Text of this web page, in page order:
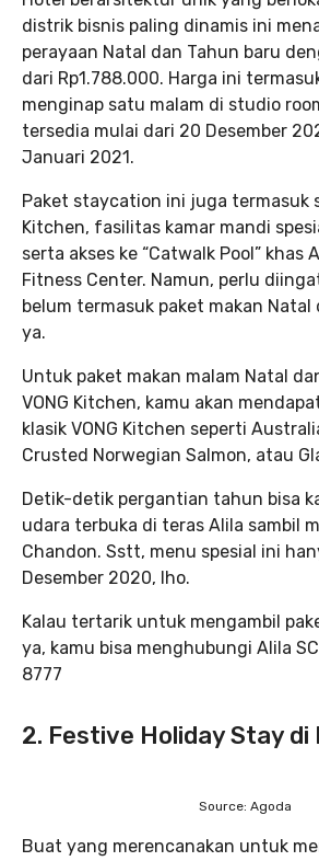
distrik bisnis paling dinamis ini
perayaan Natal dan Tahun baru
dari Rp1.788.000. Harga ini
menginap satu malam di studio
tersedia mulai dari 20 Desember
Januari 2021.
Paket staycation ini juga termasuk
Kitchen, fasilitas kamar mandi
serta akses ke “Catwalk Pool” khas
Fitness Center. Namun, perlu
belum termasuk paket makan Natal
ya.
Untuk paket makan malam Natal
VONG Kitchen, kamu akan
klasik VONG Kitchen seperti
Crusted Norwegian Salmon, atau
Detik-detik pergantian tahun bisa
udara terbuka di teras Alila sambil
Chandon. Sstt, menu spesial ini
Desember 2020, lho.
Kalau tertarik untuk mengambil
ya, kamu bisa menghubungi Alila
8777
2. Festive Holiday Stay di
Source: Agoda
Buat yang merencanakan untuk